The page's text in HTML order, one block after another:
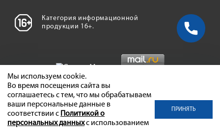
Категория информационной
продукции 16+.
Мы используем cookie.
Во время посещения сайта вы
соглашаетесь с тем, что мы обрабатываем
ваши персональные данные в
соответствии с Политикой о
персональных данныхс использованием
ПРИНЯТЬ